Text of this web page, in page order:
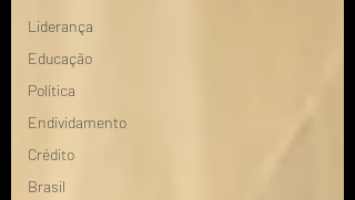
Liderança
Educação
Política
Endividamento
Crédito
Brasil